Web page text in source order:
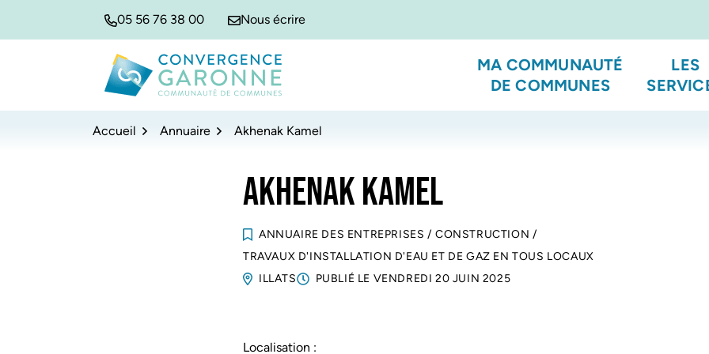
05 56 76 38 00 Nous écrire
Convergence Garonne
MA COMMUNAUTÉ
DE COMMUNES
LES
Accueil Annuaire Akhenak Kamel
AKHENAK KAMEL
ANNUAIRE DES ENTREPRISES / CONSTRUCTION /
TRAVAUX D'INSTALLATION D'EAU ET DE GAZ EN TOUS LOCAUX
ILLATS
PUBLIÉ LE VENDREDI 20 JUIN 2025
Localisation :